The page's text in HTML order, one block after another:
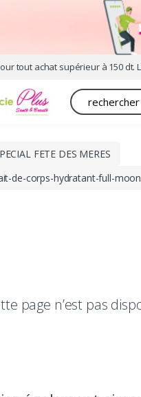
tout achat supérieur à 150 dt.
Recherche
FETE DES MERES
de-corps-hydratant-full-
page n’est pas